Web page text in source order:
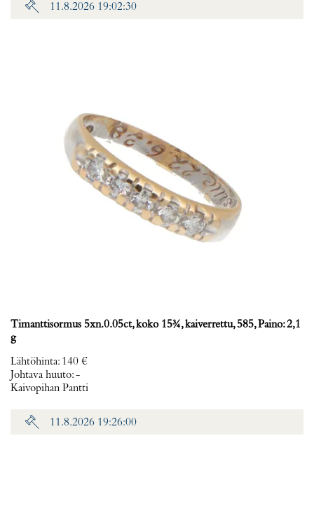
11.8.2026 19:02:30
Timanttisormus 5xn.0.05ct, koko 15¾, kaiverrettu, 585, Paino: 2,1
g
Lähtöhinta: 140 €
Johtava huuto:-
Kaivopihan Pantti
11.8.2026 19:26:00